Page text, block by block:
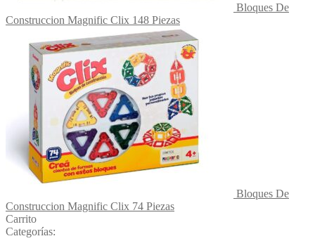
Bloques De
Construccion Magnific Clix 148 Piezas
Bloques De
Construccion Magnific Clix 74 Piezas
Carrito
Categorías: